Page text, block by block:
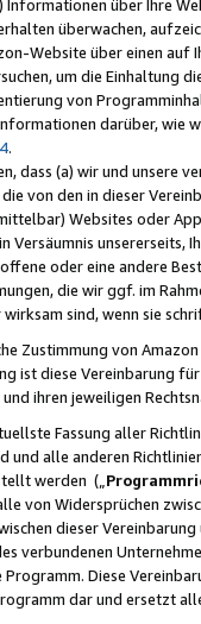
Informationen über Ihre
überwachen,
Website über einen
um die Einhaltung
von
darüber, wie
.
dass (a) wir und
von den in dieser
Websites oder
Versäumnis unsererseits,
oder eine andere
die wir ggf. im
sind, wenn sie
Zustimmung von
ist diese Vereinbarung
ihren jeweiligen
Fassung aller
und alle anderen
werden („
von Widersprüchen
dieser
verbundenen
Diese
dar und ersetzt